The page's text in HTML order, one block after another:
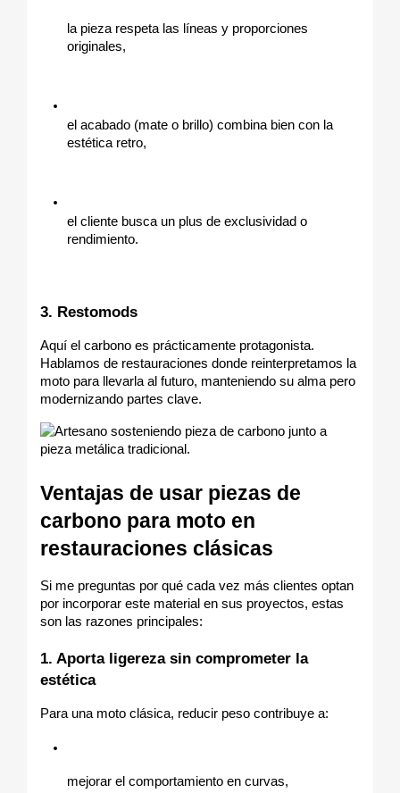
la pieza respeta las líneas y proporciones
originales,
el acabado (mate o brillo) combina bien con la
estética retro,
el cliente busca un plus de exclusividad o
rendimiento.
3. Restomods
Aquí el carbono es prácticamente protagonista.
Hablamos de restauraciones donde reinterpretamos la
moto para llevarla al futuro, manteniendo su alma pero
modernizando partes clave.
Ventajas de usar piezas de
carbono para moto en
restauraciones clásicas
Si me preguntas por qué cada vez más clientes optan
por incorporar este material en sus proyectos, estas
son las razones principales:
1. Aporta ligereza sin comprometer la
estética
Para una moto clásica, reducir peso contribuye a:
mejorar el comportamiento en curvas,